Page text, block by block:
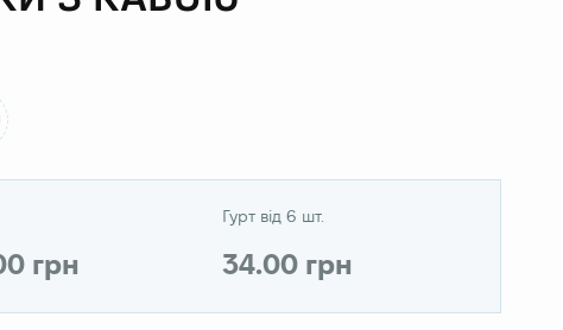
грн
Гурт від 6 шт.
34.00 грн